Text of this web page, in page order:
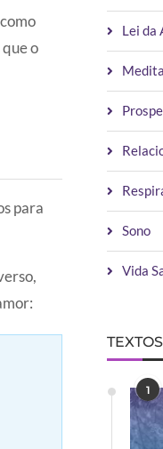
o
para
Lei da
Sono
Vida
1